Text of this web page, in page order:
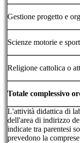
Gestione progetto e
Scienze motorie e
Religione cattolica o
Totale complessivo
L'attività didattica di
dell'area di indirizzo
indicate tra parentesi
prevedono la